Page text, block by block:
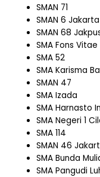
SMAN 71
SMAN 6 Jakarta
SMAN 68
SMA Fons Vitae
SMA 52
SMA Karisma
SMAN 47
SMA Izada
SMA Harnasto
SMA Negeri 1
SMA 114
SMAN 46
SMA Bunda
SMA Pangudi